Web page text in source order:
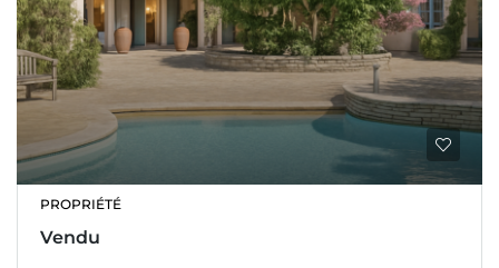
PROPRIÉTÉ
Vendu